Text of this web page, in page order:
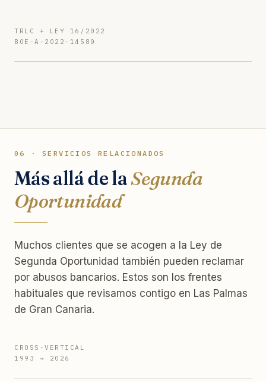
TRLC + LEY 16/2022
BOE-A-2022-14580
06 · SERVICIOS RELACIONADOS
Más allá de laSegunda
Oportunidad
Muchos clientes que se acogen a la Ley de
Segunda Oportunidad también pueden reclamar
por abusos bancarios. Estos son los frentes
habituales que revisamos contigo en Las Palmas
de Gran Canaria.
CROSS-VERTICAL
1993 → 2026